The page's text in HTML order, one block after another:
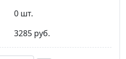
0 шт.
3285 руб.